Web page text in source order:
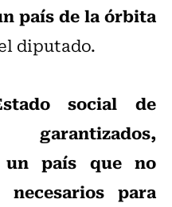
país de la órbita
diputado.
social de
un país que no
para